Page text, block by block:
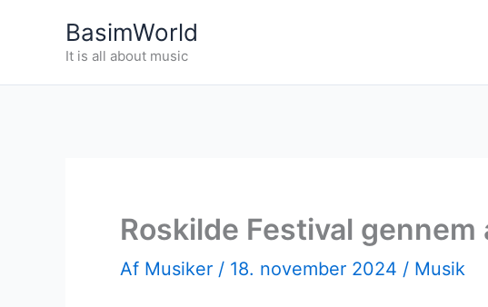
BasimWorld
It is all about music
Roskilde Festival
Af Musiker / 18. november 2024 / Musik